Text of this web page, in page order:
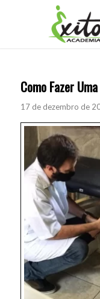
Como Fazer
17 de dezembro de